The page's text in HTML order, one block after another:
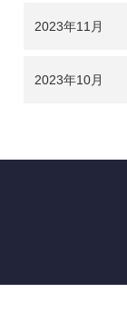
2023年11月
2023年10月